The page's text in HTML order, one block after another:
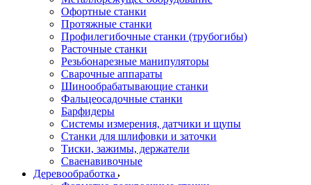
Офортные станки
Протяжные станки
Профилегибочные станки (трубогибы)
Расточные станки
Резьбонарезные манипуляторы
Сварочные аппараты
Шинообрабатывающие станки
Фальцеосадочные станки
Барфидеры
Системы измерения, датчики и щупы
Станки для шлифовки и заточки
Тиски, зажимы, держатели
Cваенавивочные
Деревообработка